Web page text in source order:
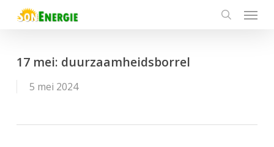
Menu
17 mei: duurzaamheidsborrel
5 mei 2024